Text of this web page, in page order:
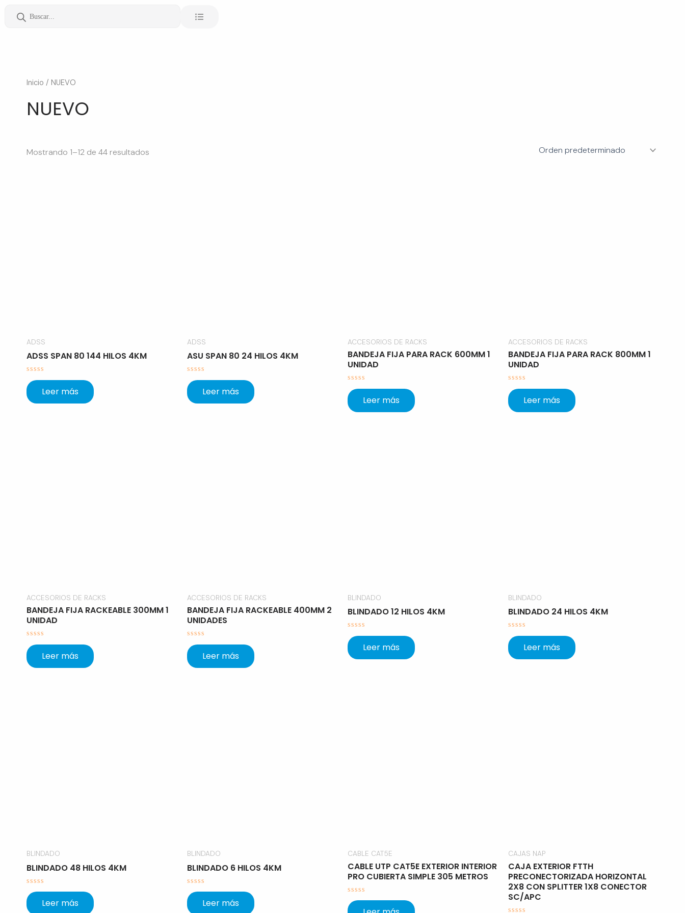
Inicio / NUEVO
NUEVO
Mostrando 1–12 de 44 resultados
ADSS
ADSS SPAN 80 144 HILOS 4KM
Valorado
con
0
de
Leer más
ADSS
ASU SPAN 80 24 HILOS 4KM
Valorado
con
0
de
Leer más
ACCESORIOS DE RACKS
BANDEJA FIJA PARA RACK 600MM 1
UNIDAD
Valorado
con
0
de
Leer más
ACCESORIOS DE RACKS
BANDEJA FIJA PARA RACK 800MM 1
UNIDAD
Valorado
con
0
de
Leer más
ACCESORIOS DE RACKS
BANDEJA FIJA RACKEABLE 300MM 1
UNIDAD
Valorado
con
0
de
Leer más
ACCESORIOS DE RACKS
BANDEJA FIJA RACKEABLE 400MM 2
UNIDADES
Valorado
con
0
de
Leer más
BLINDADO
BLINDADO 12 HILOS 4KM
Valorado
con
0
de
Leer más
BLINDADO
BLINDADO 24 HILOS 4KM
Valorado
con
0
de
Leer más
BLINDADO
BLINDADO 48 HILOS 4KM
Valorado
con
0
de
Leer más
BLINDADO
BLINDADO 6 HILOS 4KM
Valorado
con
0
de
Leer más
CABLE CAT5E
CABLE UTP CAT5E EXTERIOR INTERIOR
PRO CUBIERTA SIMPLE 305 METROS
Valorado
con
CAJAS NAP
CAJA EXTERIOR FTTH
PRECONECTORIZADA HORIZONTAL
2X8 CON SPLITTER 1X8 CONECTOR
SC/APC